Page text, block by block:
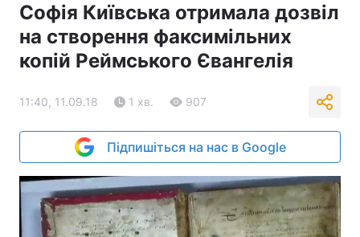
Софія Київська отримала дозвіл
на створення факсимільних
копій Реймського Євангелія
11:40, 11.09.18 1 хв. 907
Підпишіться на нас в Google